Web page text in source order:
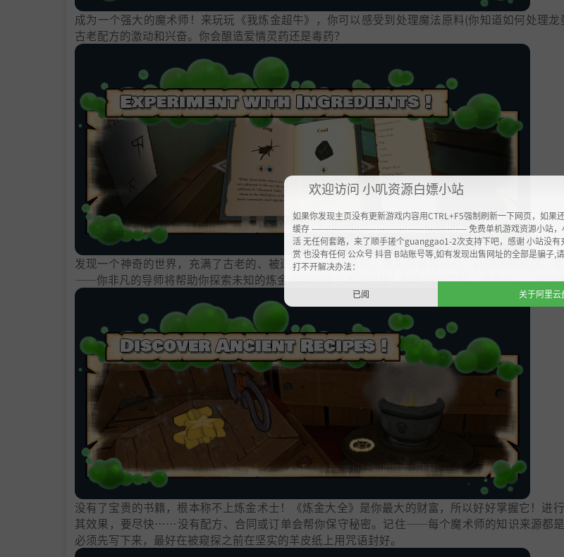
成为一个强大的魔术师！来玩玩《我炼金超牛》，你可以感受到处理魔法原料(你知道如何处理
古老配方的激动和兴奋。你会酿造爱情灵药还是毒药？
发现一个神奇的世界，充满了古老的、被遗忘的配方和原料。做实验要有耐心，必须求知欲强。
——你非凡的导师将帮助你探索未知的炼金术知识和艺术的奥秘！你永恒的荣耀，黄金和……知识
没有了宝贵的书籍，根本称不上炼金术士！《炼金大全》是你最大的财富，所以好好掌握它！进
其效果，要尽快……没有配方、合同或订单会帮你保守秘密。记住——每个魔术师的知识来源都
必须先写下来，最好在被窥探之前在坚实的羊皮纸上用咒语封好。
欢迎访问 小叽资源白嫖小站
如果你发现主页没有更新游戏内容用CTRL+F5强制刷新一下网页，如果
缓存 ------------------------------------------------------- 免费单机游戏资源小站
活 无任何套路，来了顺手搓个guanggao1-2次支持下吧，感谢 小站没有
赏 也没有任何 公众号 抖音 B站账号等,如有发现出售网址的全部是骗子,
打不开解决办法：
已阅 关于阿里云